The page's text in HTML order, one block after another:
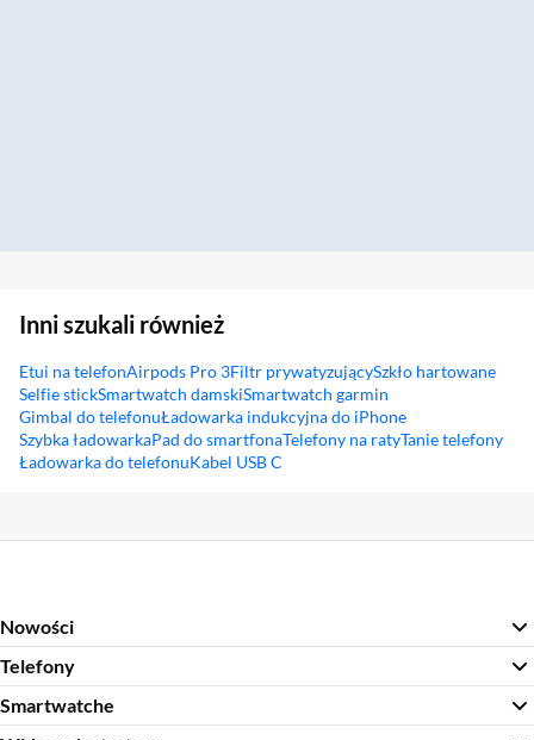
Inni szukali również
Etui na telefonAirpods Pro 3Filtr prywatyzującySzkło hartowane
Selfie stickSmartwatch damskiSmartwatch garmin
Gimbal do telefonuŁadowarka indukcyjna do iPhone
Szybka ładowarkaPad do smartfonaTelefony na ratyTanie telefony
Ładowarka do telefonuKabel USB C
Nowości
Telefony
Smartwatche